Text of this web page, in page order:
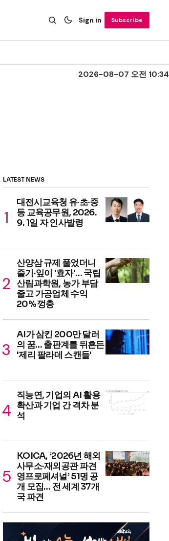
Sign in Subscribe
2026-08-07 오전 10:34
LATEST NEWS
대전시교육청 유·초·중
등 교육공무원, 2026.
9. 1일 자 인사발령
산양삼 규제 풀었더니
줄기·잎이 '효자'… 국립
산림과학원, 농가 부담
줄고 가공업체 수익
20% 껑충
AI가 삼킨 200만 달러
의 꿈… 출판계를 뒤흔든
'제리 팔라데 스캔들'
직능연, 기업의 AI 활용
확산과 기업 간 격차 분
석
KOICA, ‘2026년 해외
사무소·재외공관 파견
영프로페셔널’ 51명 공
개 모집… 전 세계 37개
국 파견